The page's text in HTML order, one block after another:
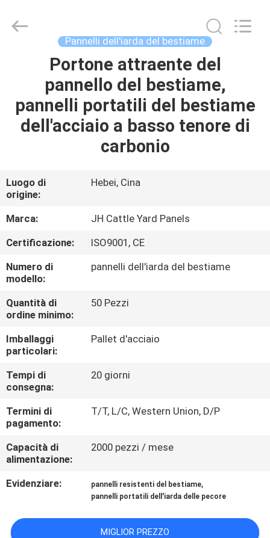
PRODOTTI
GIRO
DELLA
FABBRICA
CONTROLLO
DI
QUALITÀ
CONTATTICI
RICHIEDA
UNA
MAPPA
SITO
metal
products
Pannelli dell'iarda del bestiame
Portone attraente del
pannello del bestiame,
pannelli portatili del bestiame
dell'acciaio a basso tenore di
carbonio
Luogo di
origine:
Hebei, Cina
Marca:
JH Cattle Yard Panels
Certificazione:
ISO9001, CE
Numero di
modello:
pannelli dell'iarda del bestiame
Quantità di
ordine minimo:
50 Pezzi
Imballaggi
particolari:
Pallet d'acciaio
Tempi di
consegna:
20 giorni
Termini di
pagamento:
T/T, L/C, Western Union, D/P
Capacità di
alimentazione:
2000 pezzi / mese
Evidenziare: pannelli resistenti del bestiame,
pannelli portatili dell'iarda delle pecore
MIGLIOR PREZZO